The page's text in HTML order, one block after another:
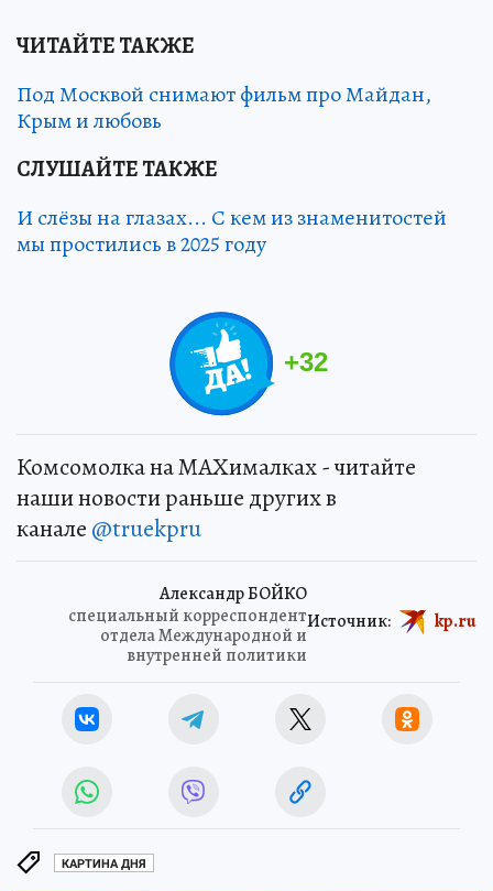
ЧИТАЙТЕ ТАКЖЕ
Под Москвой снимают фильм про Майдан,
Крым и любовь
СЛУШАЙТЕ ТАКЖЕ
И слёзы на глазах... С кем из знаменитостей
мы простились в 2025 году
+32
Комсомолка на MAXималках - читайте
наши новости раньше других в
канале @truekpru
Александр БОЙКО
специальный корреспондент
отдела Международной и
внутренней политики
Источник: kp.ru
КАРТИНА ДНЯ